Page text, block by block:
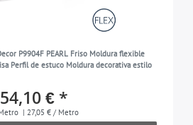
P9904F PEARL Friso Moldura flexible
Perfil de estuco Moldura decorativa estilo
54,10 € *
| 27,05 € / Metro